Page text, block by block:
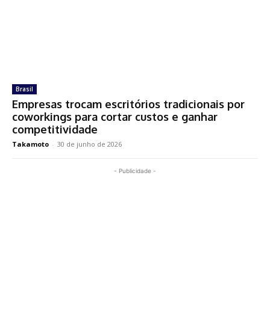
Brasil
Empresas trocam escritórios tradicionais por
coworkings para cortar custos e ganhar
competitividade
Takamoto - 30 de junho de 2026
- Publicidade -